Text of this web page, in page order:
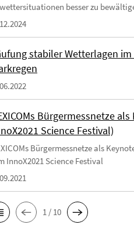
besser zu
stabiler Wetterlagen
Bürgermessnetze
Science Festival)
Bürgermessnetze als
InnoX2021 Science Festival
1 / 10